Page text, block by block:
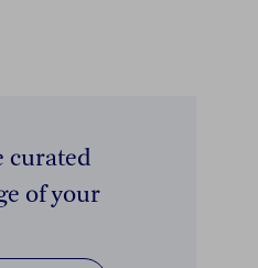
curated
of your